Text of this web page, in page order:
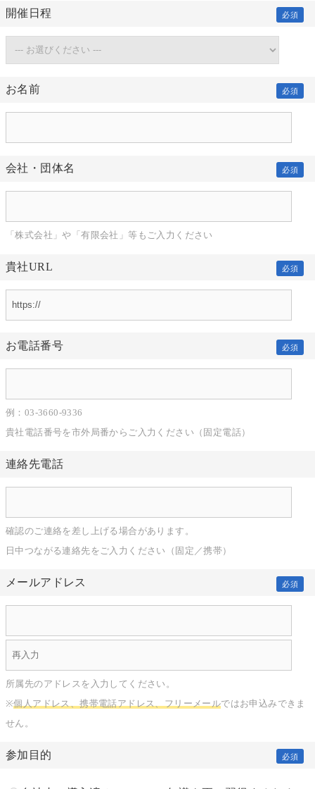
開催日程 必須
お名前 必須
会社・団体名 必須
「株式会社」や「有限会社」等もご入力ください
貴社URL 必須
お電話番号 必須
例：03-3660-9336
貴社電話番号を市外局番からご入力ください（固定電話）
連絡先電話
確認のご連絡を差し上げる場合があります。
日中つながる連絡先をご入力ください（固定／携帯）
メールアドレス 必須
所属先のアドレスを入力してください。
※個人アドレス、携帯電話アドレス、フリーメールではお申込みできま
せん。
参加目的 必須